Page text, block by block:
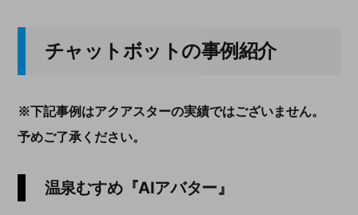
チャットボットの事例紹介
※下記事例はアクアスターの実績ではございません。
予めご了承ください。
温泉むすめ『AIアバター』